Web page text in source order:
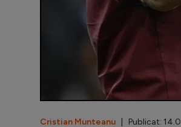
Cristian Munteanu | Publicat: